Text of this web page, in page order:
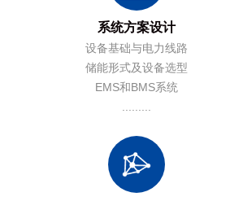
系统方案设计
设备基础与电力线路
储能形式及设备选型
EMS和BMS系统
.........